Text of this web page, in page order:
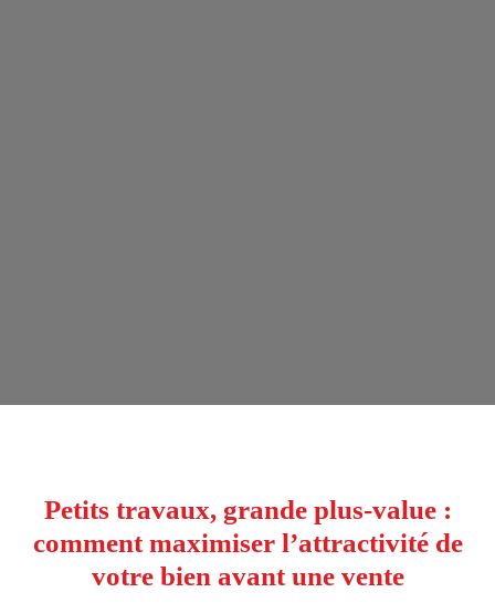
Petits travaux, grande plus-value :
comment maximiser l’attractivité de
votre bien avant une vente